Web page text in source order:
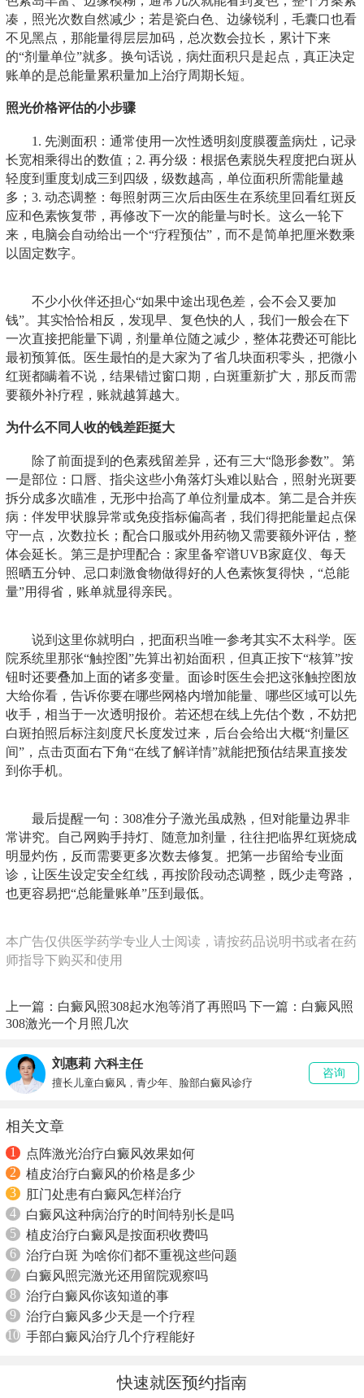
凑，照光次数自然减少；若是瓷白色、边缘锐利，毛囊口也看
不见黑点，那能量得层层加码，总次数会拉长，累计下来
的“剂量单位”就多。换句话说，病灶面积只是起点，真正决定
账单的是总能量累积量加上治疗周期长短。
照光价格评估的小步骤
1. 先测面积：通常使用一次性透明刻度膜覆盖病灶，记录
长宽相乘得出的数值；2. 再分级：根据色素脱失程度把白斑从
轻度到重度划成三到四级，级数越高，单位面积所需能量越
多；3. 动态调整：每照射两三次后由医生在系统里回看红斑反
应和色素恢复带 ，再修改下一次的能量与时长。这么一轮下
来，电脑会自动给出一个“疗程预估”，而不是简单把厘米数乘
以固定数字。
不少小伙伴还担心“如果中途出现色差，会不会又要加
钱”。其实恰恰相反，发现早、复色快的人，我们一般会在下
一次直接把能量下调，剂量单位随之减少，整体花费还可能比
最初预算低。医生最怕的是大家为了省几块面积零头，把微小
红斑都瞒着不说，结果错过窗口期，白斑重新扩大，那反而需
要额外补疗程，账就越算越大。
为什么不同人收的钱差距挺大
除了前面提到的色素残留差异，还有三大“隐形参数”。第
一是部位：口唇、指尖这些小角落灯头难以贴合，照射光斑要
拆分成多次瞄准，无形中抬高了单位剂量成本。第二是合并疾
病：伴发甲状腺异常或免疫指标偏高者，我们得把能量起点保
守一点，次数拉长；配合口服或外用药物又需要额外评估，整
体会延长。第三是护理配合：家里备窄谱UVB家庭仪 、每天
照晒五分钟、忌口刺激食物做得好的人色素恢复得快，“总能
量”用得省，账单就显得亲民。
说到这里你就明白，把面积当唯一参考其实不太科学。医
院系统里那张“触控图”先算出初始面积，但真正按下“核算”按
钮时还要叠加上面的诸多变量。面诊时医生会把这张触控图放
大给你看，告诉你要在哪些网格内增加能量、哪些区域可以先
收手，相当于一次透明报价。若还想在线上先估个数，不妨把
白斑拍照后标注刻度尺长度发过来，后台会给出大概“剂量区
间”，点击页面右下角“在线了解详情”就能把预估结果直接发
到你手机。
最后提醒一句：308准分子激光虽成熟，但对能量边界非
常讲究。自己网购手持灯、随意加剂量，往往把临界红斑烧成
明显灼伤，反而需要更多次数去修复。把第一步留给专业面
诊，让医生设定安全红线，再按阶段动态调整，既少走弯路，
也更容易把“总能量账单”压到最低。
本广告仅供医学药学专业人士阅读，请按药品说明书或者在药
师指导下购买和使用
上一篇： 白癜风照308起水泡等消了再照吗 下一篇： 白癜风照
308激光一个月照几次
刘惠莉 六科主任
擅长儿童白癜风，青少年、脸部白癜风诊疗
咨询
相关文章
1
点阵激光治疗白癜风效果如何
2
植皮治疗白癜风的价格是多少
3
肛门处患有白癜风怎样治疗
4
白癜风这种病治疗的时间特别长是吗
5
植皮治疗白癜风是按面积收费吗
6
治疗白斑 为啥你们都不重视这些问题
7
白癜风照完激光还用留院观察吗
8
治疗白癜风你该知道的事
9
治疗白癜风多少天是一个疗程
10 手部白癜风治疗几个疗程能好
快速就医预约指南